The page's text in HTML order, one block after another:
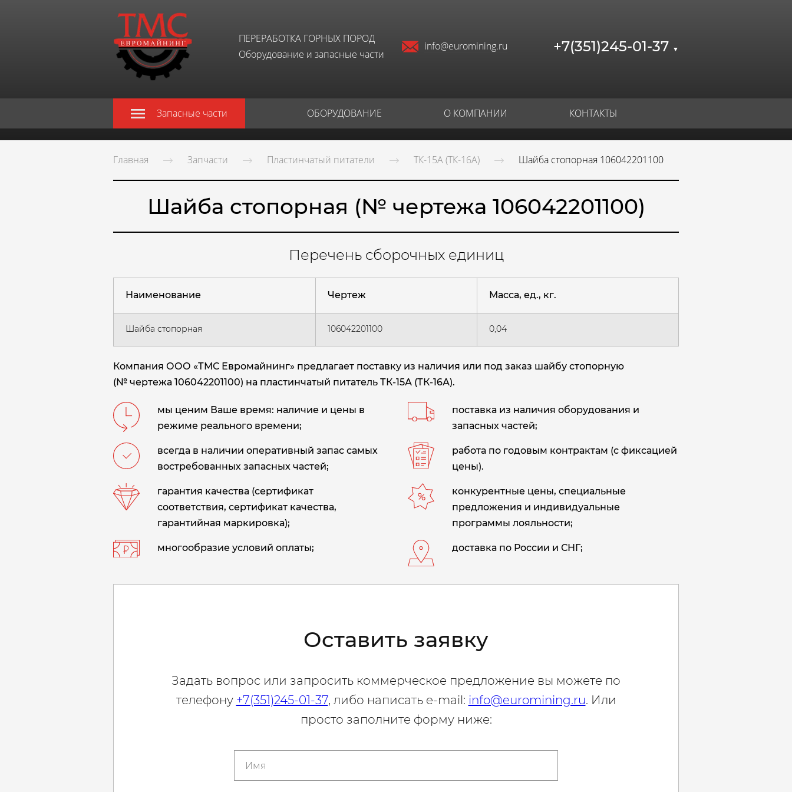
ПЕРЕРАБОТКА ГОРНЫХ ПОРОД
Оборудование и запасные части
info@euromining.ru +7(351)245-01-37 ▼
Запасные части ОБОРУДОВАНИЕ О КОМПАНИИ КОНТАКТЫ
Главная Запчасти Пластинчатый питатели ТК-15А (ТК-16А) Шайба стопорная 106042201100
Шайба стопорная (№ чертежа 106042201100)
Перечень сборочных единиц
Наименование Чертеж Масса, ед., кг.
Шайба стопорная 106042201100 0,04
Компания ООО «ТМС Евромайнинг» предлагает поставку из наличия или под заказ шайбу стопорную
(№ чертежа 106042201100) на пластинчатый питатель ТК-15А (ТК-16А).
мы ценим Ваше время: наличие и цены в
режиме реального времени;
поставка из наличия оборудования и
запасных частей;
всегда в наличии оперативный запас самых
востребованных запасных частей;
работа по годовым контрактам (с фиксацией
цены).
гарантия качества (сертификат
соответствия, сертификат качества,
гарантийная маркировка);
конкурентные цены, специальные
предложения и индивидуальные
программы лояльности;
многообразие условий оплаты; доставка по России и СНГ;
Оставить заявку
Задать вопрос или запросить коммерческое предложение вы можете по
телефону +7(351)245-01-37, либо написать e-mail: info@euromining.ru. Или
просто заполните форму ниже: